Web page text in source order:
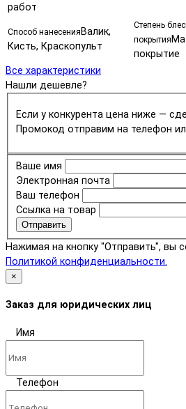
работ
Способ нанесения Валик,
Кисть, Краскопульт
Степень
покрытия
покрытие
Все характеристики
Нашли дешевле?
Если у конкурента цена ниже —
Промокод отправим на телефон
Ваше имя
Электронная почта
Ваш телефон
Ссылка на товар
Отправить
Нажимая на кнопку "Отправить", вы
Политикой конфиденциальности.
×
Заказ для юридических лиц
Имя
Телефон